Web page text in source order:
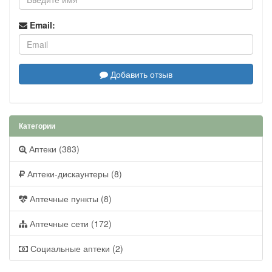
Email:
Добавить отзыв
Категории
Аптеки (383)
Аптеки-дискаунтеры (8)
Аптечные пункты (8)
Аптечные сети (172)
Социальные аптеки (2)